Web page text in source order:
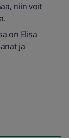
niin voit
on Elisa
ja